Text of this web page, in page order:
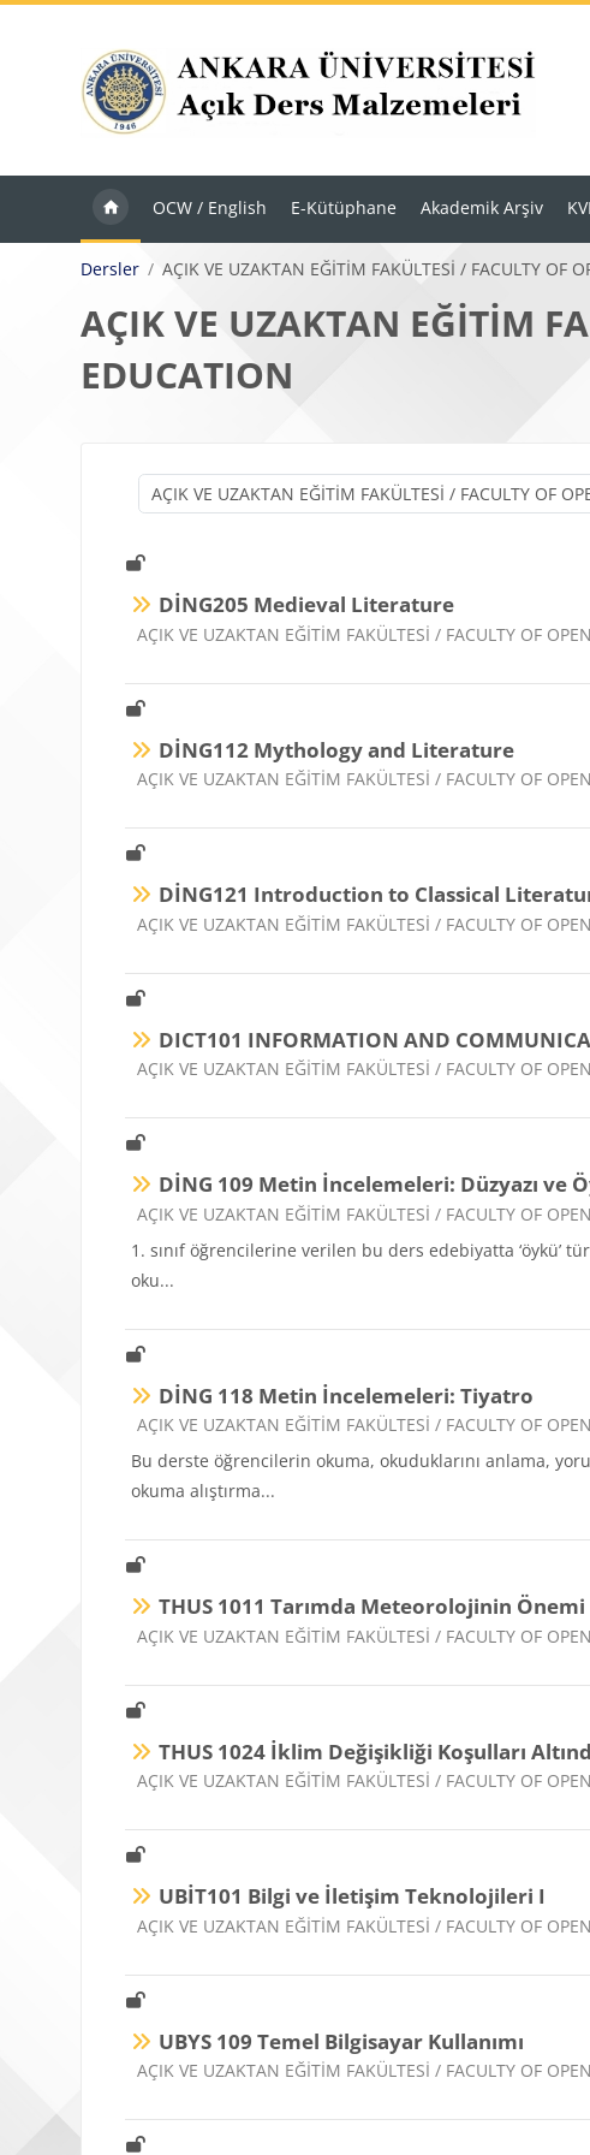
OCW / English E-Kütüphane Akademik Arşiv
Dersler AÇIK VE UZAKTAN EĞİTİM FAKÜLTESİ / FACULTY OF
AÇIK VE UZAKTAN EĞİTİM
EDUCATION
DİNG205 Medieval Literature
Ders kategorisi
AÇIK VE UZAKTAN EĞİTİM FAKÜLTESİ / FACULTY OF
DİNG112 Mythology and Literature
Ders kategorisi
AÇIK VE UZAKTAN EĞİTİM FAKÜLTESİ / FACULTY OF
DİNG121 Introduction to Classical
Ders kategorisi
AÇIK VE UZAKTAN EĞİTİM FAKÜLTESİ / FACULTY OF
DICT101 INFORMATION AND
Ders kategorisi
AÇIK VE UZAKTAN EĞİTİM FAKÜLTESİ / FACULTY OF
DİNG 109 Metin İncelemeleri: Düzyazı ve
Ders kategorisi
AÇIK VE UZAKTAN EĞİTİM FAKÜLTESİ / FACULTY OF
1. sınıf öğrencilerine verilen bu ders edebiyatta
oku...
DİNG 118 Metin İncelemeleri: Tiyatro
Ders kategorisi
AÇIK VE UZAKTAN EĞİTİM FAKÜLTESİ / FACULTY OF
Bu derste öğrencilerin okuma, okuduklarını anlama,
okuma alıştırma...
THUS 1011 Tarımda Meteorolojinin Önemi
Ders kategorisi
AÇIK VE UZAKTAN EĞİTİM FAKÜLTESİ / FACULTY OF
THUS 1024 İklim Değişikliği Koşulları
Ders kategorisi
AÇIK VE UZAKTAN EĞİTİM FAKÜLTESİ / FACULTY OF
UBİT101 Bilgi ve İletişim Teknolojileri I
Ders kategorisi
AÇIK VE UZAKTAN EĞİTİM FAKÜLTESİ / FACULTY OF
UBYS 109 Temel Bilgisayar Kullanımı
Ders kategorisi
AÇIK VE UZAKTAN EĞİTİM FAKÜLTESİ / FACULTY OF